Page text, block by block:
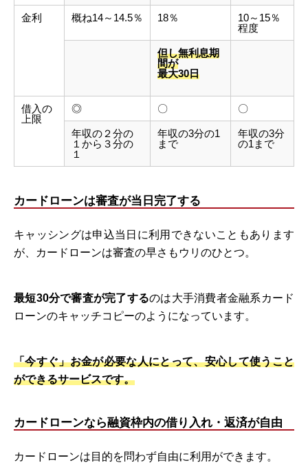
金利 概ね14～14.5％ 18％
10～15％
程度
但し無利息期
間が
最大30日
借入の
上限
◎ 〇 〇
年収の２分の
１から３分の
１
年収の3分の1
まで
年収の3分
の1まで
カードローンは審査が当日完了する
キャッシングは申込当日に利用できないこともあります
が、カードローンは審査の早さもウリのひとつ。
最短30分で審査が完了するのは大手消費者金融系カード
ローンのキャッチコピーのようになっています。
「今すぐ」お金が必要な人にとって、安心して使うこと
ができるサービスです。
カードローンなら融資枠内の借り入れ・返済が自由
カードローンは目的を問わず自由に利用ができます。